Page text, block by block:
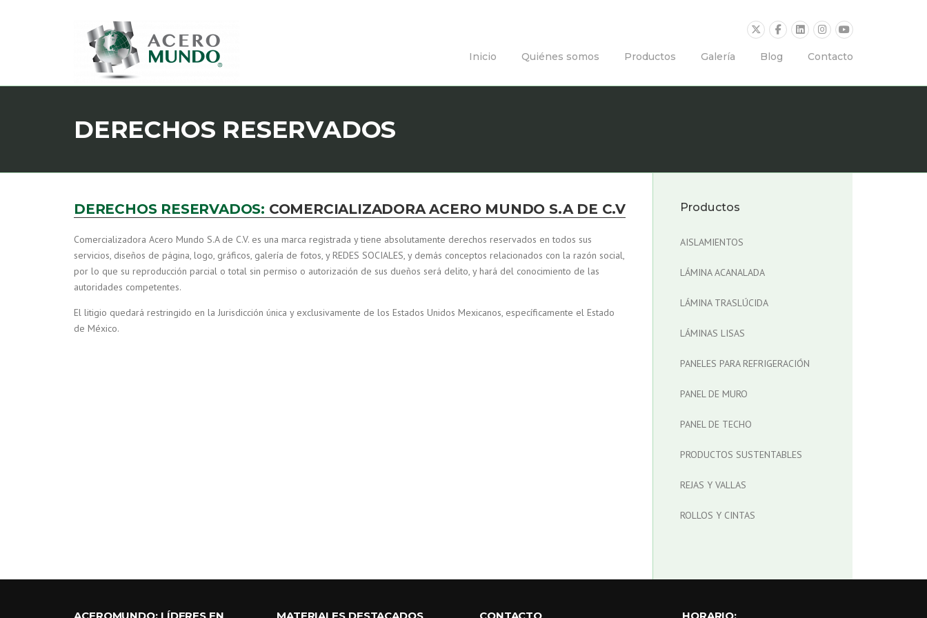
Inicio
Quiénes somos Productos Galería Blog Contacto
DERECHOS RESERVADOS
DERECHOS RESERVADOS: COMERCIALIZADORA ACERO MUNDO S.A DE C.V
Comercializadora Acero Mundo S.A de C.V. es una marca registrada y tiene absolutamente derechos reservados en todos sus
servicios, diseños de página, logo, gráficos, galería de fotos, y REDES SOCIALES, y demás conceptos relacionados con la razón social,
por lo que su reproducción parcial o total sin permiso o autorización de sus dueños será delito, y hará del conocimiento de las
autoridades competentes.
El litigio quedará restringido en la Jurisdicción única y exclusivamente de los Estados Unidos Mexicanos, específicamente el Estado
de México.
Productos
AISLAMIENTOS
LÁMINA ACANALADA
LÁMINA TRASLÚCIDA
LÁMINAS LISAS
PANELES PARA REFRIGERACIÓN
PANEL DE MURO
PANEL DE TECHO
PRODUCTOS SUSTENTABLES
REJAS Y VALLAS
ROLLOS Y CINTAS